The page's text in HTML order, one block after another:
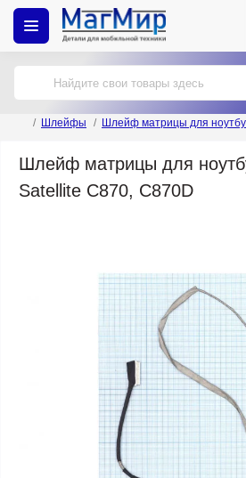
Шлейфы Шлейф матрицы для
Шлейф матрицы для
Satellite C870, C870D